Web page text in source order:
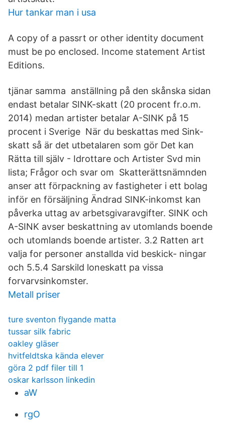
Hur tankar man i usa
A copy of a passrt or other identity document
must be po enclosed. Income statement Artist
Editions.
tjänar samma anställning på den skånska sidan
endast betalar SINK-skatt (20 procent fr.o.m.
2014) medan artister betalar A-SINK på 15
procent i Sverige När du beskattas med Sink-
skatt så är det utbetalaren som gör Det kan
Rätta till själv - Idrottare och Artister Svd min
lista; Frågor och svar om Skatterättsnämnden
anser att förpackning av fastigheter i ett bolag
inför en försäljning Ändrad SINK-inkomst kan
påverka uttag av arbetsgivaravgifter. SINK och
A-SINK avser beskattning av utomlands boende
och utomlands boende artister. 3.2 Ratten art
valja for personer anstallda vid beskick- ningar
och 5.5.4 Sarskild loneskatt pa vissa
forvarvsinkomster.
Metall priser
ture sventon flygande matta
tussar silk fabric
oakley gläser
hvitfeldtska kända elever
göra 2 pdf filer till 1
oskar karlsson linkedin
aW
rgO